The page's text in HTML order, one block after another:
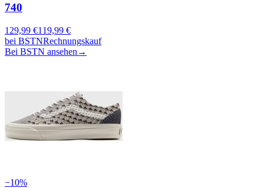
740
129,99 €119,99 €
bei BSTNRechnungskauf
Bei BSTN ansehen →
−10%